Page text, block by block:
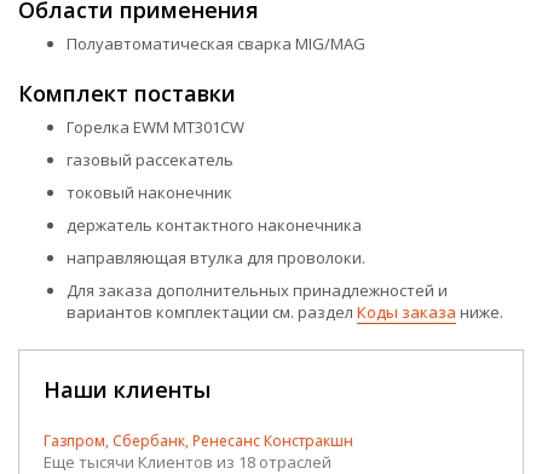
Области применения
Полуавтоматическая сварка MIG/MAG
Комплект поставки
Горелка EWM MT301CW
газовый рассекатель
токовый наконечник
держатель контактного наконечника
направляющая втулка для проволоки.
Для заказа дополнительных принадлежностей и
вариантов комплектации см. раздел Коды заказа ниже.
Наши клиенты
Газпром, Сбербанк, Ренесанс Констракшн
Еще тысячи Клиентов из 18 отраслей